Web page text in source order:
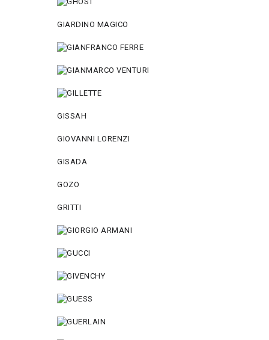
GIARDINO MAGICO
GISSAH
GIOVANNI LORENZI
GISADA
GOZO
GRITTI